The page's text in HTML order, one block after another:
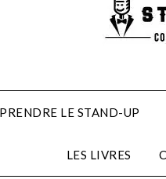
LE STAND-UP
LES LIVRES